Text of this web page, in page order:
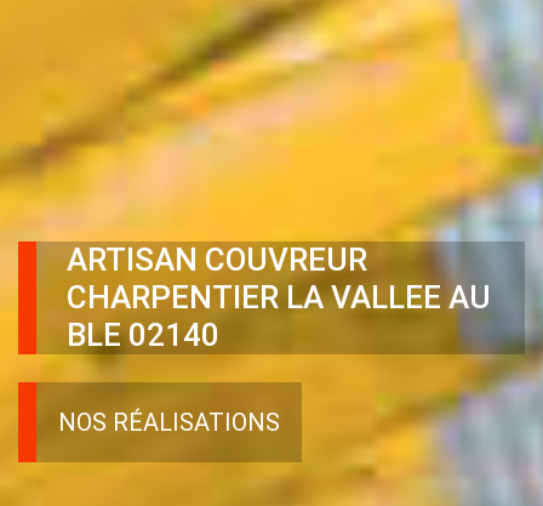
ARTISAN COUVREUR
CHARPENTIER LA VALLEE AU
BLE 02140
NOS RÉALISATIONS